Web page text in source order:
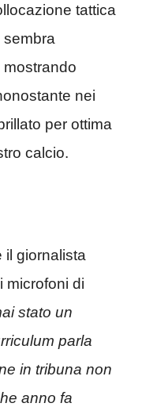
tattica
nei
per ottima
calcio.
il giornalista
microfoni di
stato un
parla
in tribuna non
anno fa